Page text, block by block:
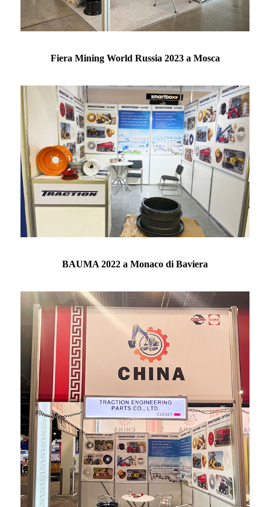
Fiera Mining World Russia 2023 a Mosca
BAUMA 2022 a Monaco di Baviera